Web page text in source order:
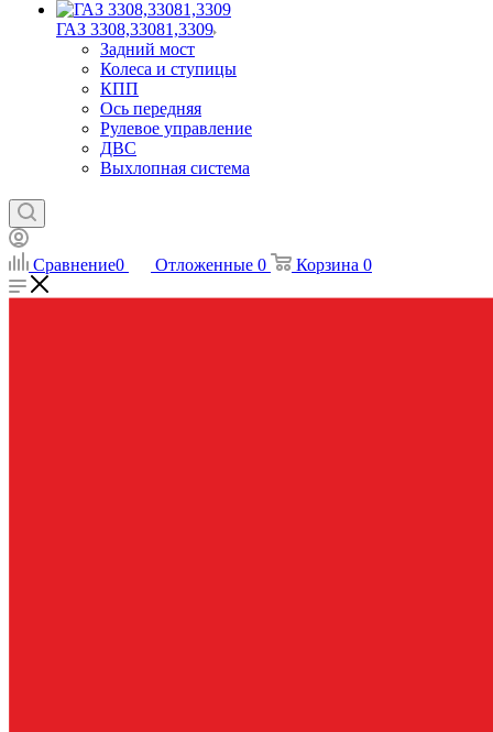
ГАЗ 3308,33081,3309
Задний мост
Колеса и ступицы
КПП
Ось передняя
Рулевое управление
ДВС
Выхлопная система
Сравнение0 Отложенные 0 Корзина 0